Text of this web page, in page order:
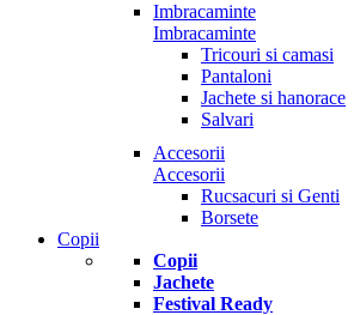
Imbracaminte
Imbracaminte
Tricouri si camasi
Pantaloni
Jachete si hanorace
Salvari
Accesorii
Accesorii
Rucsacuri si Genti
Borsete
Copii
Copii
Jachete
Festival Ready